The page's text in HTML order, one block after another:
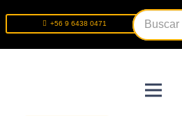
+56 9 6438 0471